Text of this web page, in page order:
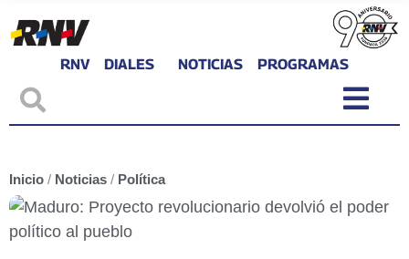
RNV DIALES NOTICIAS PROGRAMAS
Inicio / Noticias / Política